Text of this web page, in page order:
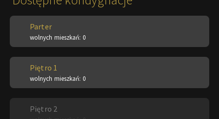
Parter
wolnych mieszkań: 0
Piętro 1
wolnych mieszkań: 0
Piętro 2